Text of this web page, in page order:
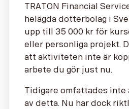
TRATON Financial
helägda dotterbolag i
upp till 35 000 kr för
eller personliga projekt.
att aktiviteten inte är
arbete du gör just nu.
Tidigare omfattades inte
av detta. Nu har dock